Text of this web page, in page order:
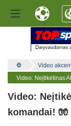
Video
Video: Neįtikėtinas
Video:
komandai! 🧤